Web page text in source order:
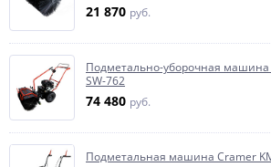
21 870 руб.
Подметально-уборочная машина
SW-762
74 480 руб.
Подметальная машина Cramer